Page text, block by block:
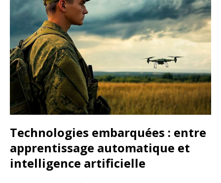
Technologies embarquées : entre
apprentissage automatique et
intelligence artificielle